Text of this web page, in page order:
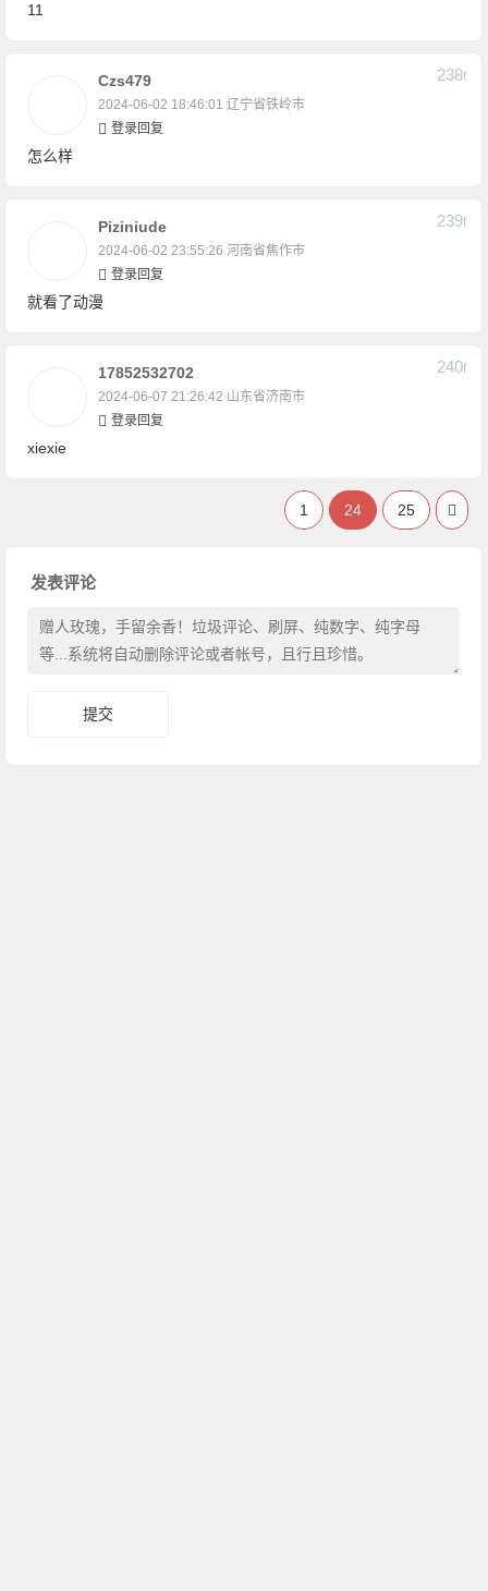
11
Czs479
2024-06-02 18:46:01 辽宁省铁岭市
238F
登录回复
怎么样
Piziniude
2024-06-02 23:55:26 河南省焦作市
239F
登录回复
就看了动漫
17852532702
2024-06-07 21:26:42 山东省济南市
240F
登录回复
xiexie
1 24 25
发表评论